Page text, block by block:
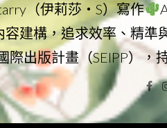
（伊莉莎・S）寫作
建構，追求效率、精準
際出版計畫（SEIPP），